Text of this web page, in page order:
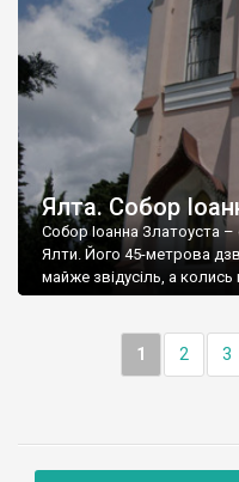
Ялта. Собор
Собор Іоанна Златоуста
Ялти. Його 45-метрова
майже звідусіль, а
1 2 3